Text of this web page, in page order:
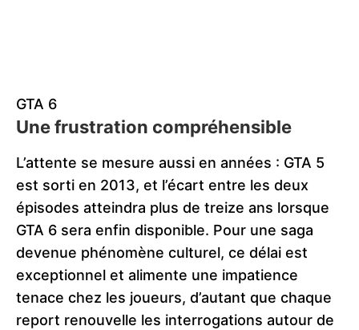
GTA 6
Une frustration compréhensible
L’attente se mesure aussi en années : GTA 5
est sorti en 2013, et l’écart entre les deux
épisodes atteindra plus de treize ans lorsque
GTA 6 sera enfin disponible. Pour une saga
devenue phénomène culturel, ce délai est
exceptionnel et alimente une impatience
tenace chez les joueurs, d’autant que chaque
report renouvelle les interrogations autour de